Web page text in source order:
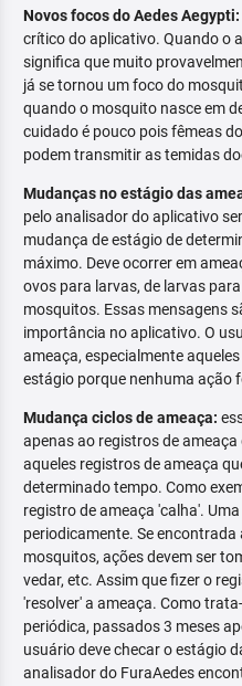
Novos focos do Aedes Aegypti:
crítico do aplicativo. Quando o
significa que muito
já se tornou um foco do
quando o mosquito nasce em
cuidado é pouco pois fêmeas
podem transmitir as temidas
Mudanças no estágio das
pelo analisador do aplicativo
mudança de estágio de
máximo. Deve ocorrer em
ovos para larvas, de larvas
mosquitos. Essas mensagens
importância no aplicativo. O
ameaça, especialmente
estágio porque nenhuma ação
Mudança ciclos de ameaça:
apenas ao registros de ameaça
aqueles registros de ameaça
determinado tempo. Como
registro de ameaça 'calha'.
periodicamente. Se
mosquitos, ações devem ser
vedar, etc. Assim que fizer o
'resolver' a ameaça. Como
periódica, passados 3 meses
usuário deve checar o estágio
analisador do FuraAedes